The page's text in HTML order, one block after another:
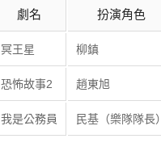
劇名 扮演角色
冥王星 柳鎮
恐怖故事2 趙東旭
我是公務員 民基（樂隊隊長）